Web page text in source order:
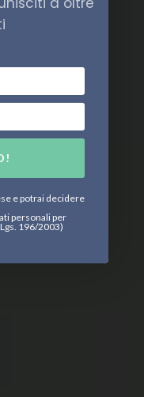
norvegese
e potrai decidere
personali per
196/2003)